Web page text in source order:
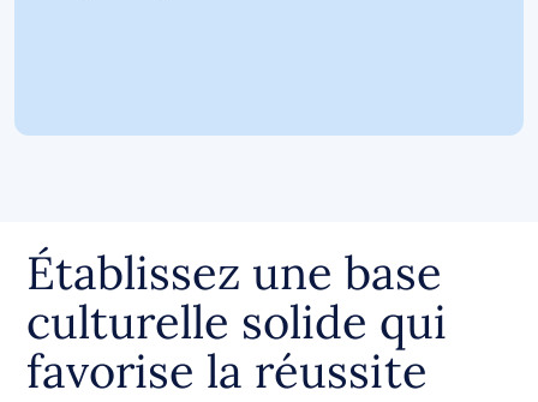
Établissez une base
culturelle solide qui
favorise la réussite